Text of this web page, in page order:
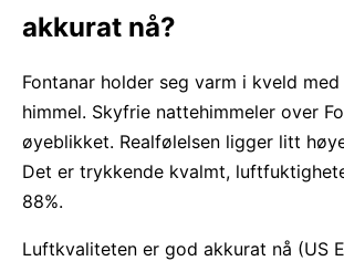
akkurat nå?
Fontanar holder seg varm i kveld
himmel. Skyfrie nattehimmeler over
øyeblikket. Realfølelsen ligger litt
Det er trykkende kvalmt,
88%.
Luftkvaliteten er god akkurat nå (US